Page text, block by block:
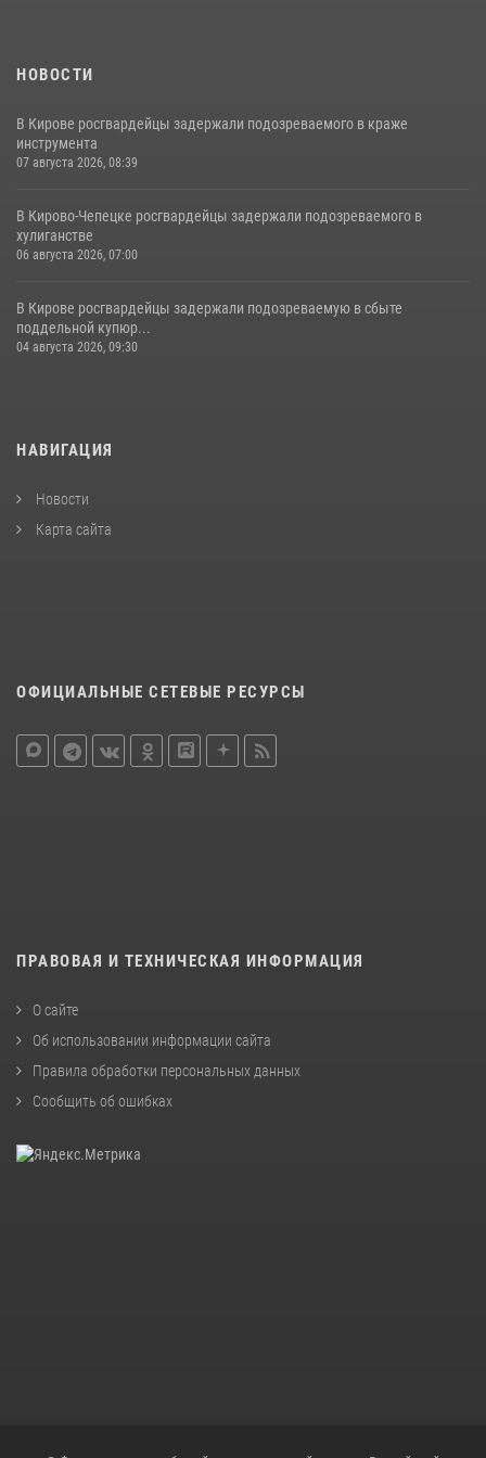
НОВОСТИ
В Кирове росгвардейцы задержали подозреваемого в краже
инструмента
07 августа 2026, 08:39
В Кирово-Чепецке росгвардейцы задержали подозреваемого в
хулиганстве
06 августа 2026, 07:00
В Кирове росгвардейцы задержали подозреваемую в сбыте
поддельной купюр...
04 августа 2026, 09:30
НАВИГАЦИЯ
Новости
Карта сайта
ОФИЦИАЛЬНЫЕ СЕТЕВЫЕ РЕСУРСЫ
ПРАВОВАЯ И ТЕХНИЧЕСКАЯ ИНФОРМАЦИЯ
О сайте
Об использовании информации сайта
Правила обработки персональных данных
Сообщить об ошибках